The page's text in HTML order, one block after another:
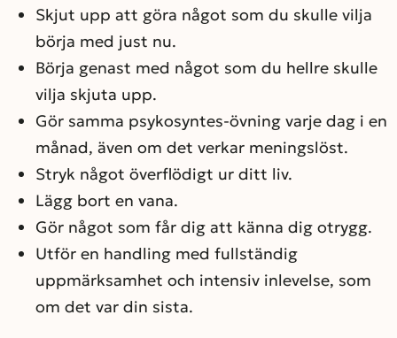
Skjut upp att göra något som du skulle vilja
börja med just nu.
Börja genast med något som du hellre skulle
vilja skjuta upp.
Gör samma psykosyntes-övning varje dag i en
månad, även om det verkar meningslöst.
Stryk något överflödigt ur ditt liv.
Lägg bort en vana.
Gör något som får dig att känna dig otrygg.
Utför en handling med fullständig
uppmärksamhet och intensiv inlevelse, som
om det var din sista.